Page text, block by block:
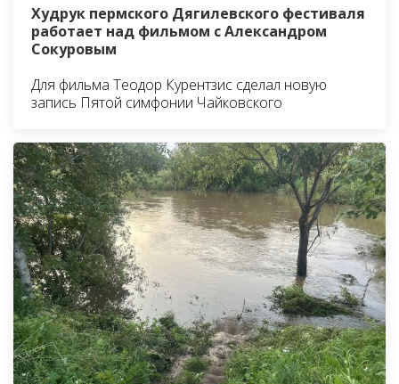
Худрук пермского Дягилевского фестиваля
работает над фильмом с Александром
Сокуровым
Для фильма Теодор Курентзис сделал новую
запись Пятой симфонии Чайковского